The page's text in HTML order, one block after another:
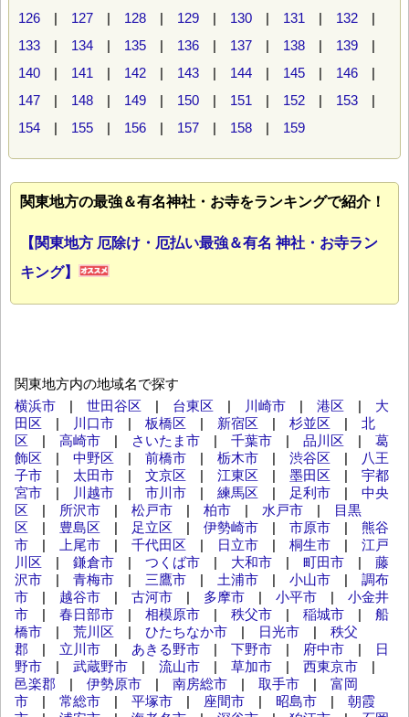
126 | 127 | 128 | 129 | 130 | 131 | 132 |
133 | 134 | 135 | 136 | 137 | 138 | 139 |
140 | 141 | 142 | 143 | 144 | 145 | 146 |
147 | 148 | 149 | 150 | 151 | 152 | 153 |
154 | 155 | 156 | 157 | 158 | 159
関東地方の最強＆有名神社・お寺をランキングで紹介！
【関東地方 厄除け・厄払い最強＆有名 神社・お寺ラン
キング】
関東地方内の地域名で探す
横浜市 | 世田谷区 | 台東区 | 川崎市 | 港区 | 大
田区 | 川口市 | 板橋区 | 新宿区 | 杉並区 | 北
区 | 高崎市 | さいたま市 | 千葉市 | 品川区 | 葛
飾区 | 中野区 | 前橋市 | 栃木市 | 渋谷区 |
八王
子市 | 太田市 | 文京区 | 江東区 | 墨田区 | 宇都
宮市 | 川越市 | 市川市 | 練馬区 | 足利市 | 中央
区 | 所沢市 | 松戸市 | 柏市 | 水戸市 |
目黒
区 | 豊島区 | 足立区 | 伊勢崎市 | 市原市 | 熊谷
市 | 上尾市 | 千代田区 | 日立市 | 桐生市 | 江戸
川区 | 鎌倉市 | つくば市 | 大和市 | 町田市 | 藤
沢市 | 青梅市 | 三鷹市 | 土浦市 | 小山市 | 調布
市 | 越谷市 | 古河市 | 多摩市 | 小平市 | 小金井
市 | 春日部市 | 相模原市 | 秩父市 | 稲城市 | 船
橋市 | 荒川区 | ひたちなか市 | 日光市 | 秩父
郡 | 立川市 | あきる野市 | 下野市 | 府中市 |
日
野市 | 武蔵野市 | 流山市 | 草加市 | 西東京市 |
邑楽郡 | 伊勢原市 | 南房総市 | 取手市 | 富岡
市 | 常総市 | 平塚市 | 座間市 | 昭島市 | 朝霞